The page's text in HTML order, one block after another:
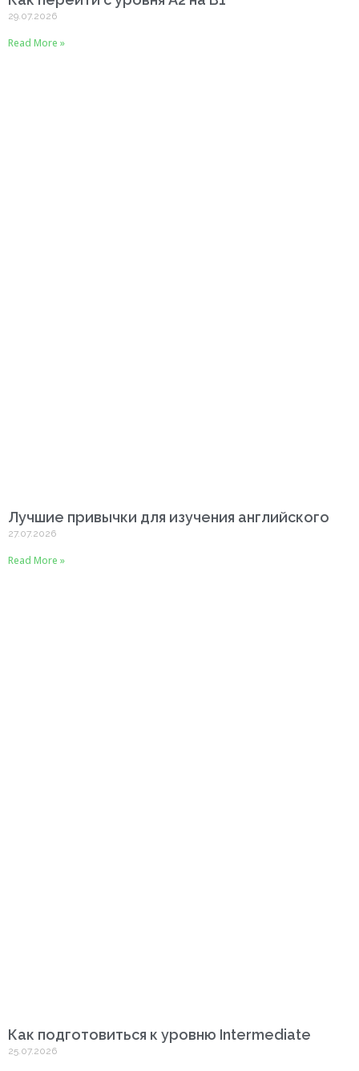
29.07.2026
Read More »
Лучшие привычки для изучения английского
27.07.2026
Read More »
Как подготовиться к уровню Intermediate
25.07.2026